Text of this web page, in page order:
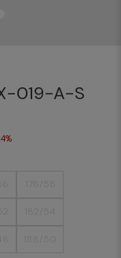
019-A-S